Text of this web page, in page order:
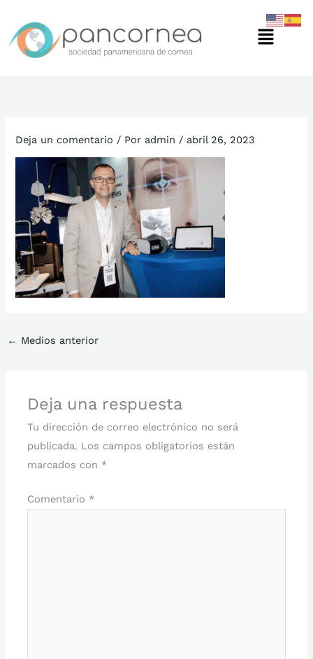
contenido
Menú
Deja un comentario / Por admin / abril 26, 2023
← Medios anterior
Deja una respuesta
Tu dirección de correo electrónico no será
publicada. Los campos obligatorios están
marcados con *
Comentario *